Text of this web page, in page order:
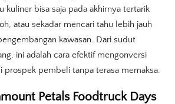
kuliner bisa saja pada akhirnya tertarik
atau sekadar mencari tahu lebih jauh
kawasan. Dari sudut
ini adalah cara efektif mengonversi
prospek pembeli tanpa terasa memaksa.
Petals Foodtruck Days